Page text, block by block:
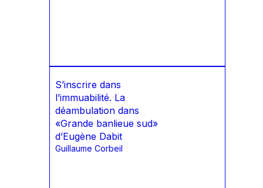
S’inscrire dans
l’immuabilité. La
déambulation dans
«Grande banlieue sud»
d’Eugène Dabit
Guillaume Corbeil